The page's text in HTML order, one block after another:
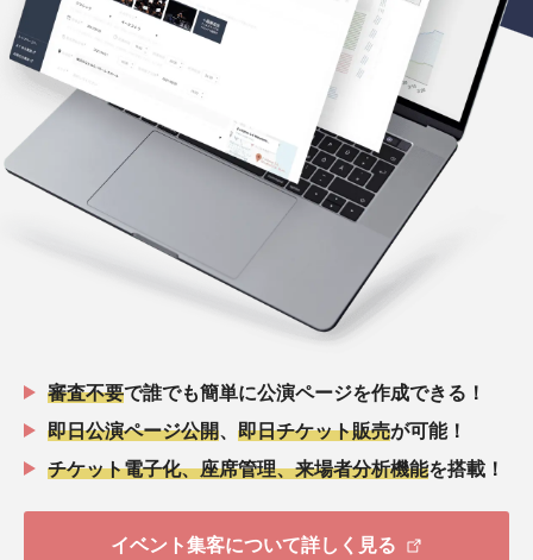
審査不要で誰でも簡単に公演ページを作成できる！
即日公演ページ公開
即日チケット販売が可能！
チケット電子化、座席管理、来場者分析機能を搭載！
イベント集客について詳しく見る